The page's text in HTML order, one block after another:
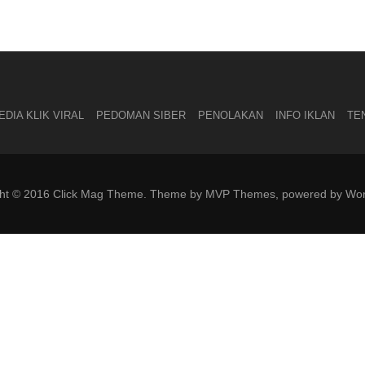
KLIK VIRAL PEDOMAN SIBER PENOLAKAN INFO IKLAN
© 2016 Click Mag Theme. Theme by MVP Themes, powered by